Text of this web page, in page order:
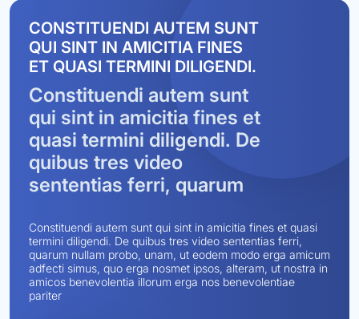
CONSTITUENDI AUTEM SUNT
QUI SINT IN AMICITIA FINES
ET QUASI TERMINI DILIGENDI.
Constituendi autem sunt
qui sint in amicitia fines et
quasi termini diligendi. De
quibus tres video
sententias ferri, quarum
Constituendi autem sunt qui sint in amicitia fines et quasi
termini diligendi. De quibus tres video sententias ferri,
quarum nullam probo, unam, ut eodem modo erga amicum
adfecti simus, quo erga nosmet ipsos, alteram, ut nostra in
amicos benevolentia illorum erga nos benevolentiae
pariter